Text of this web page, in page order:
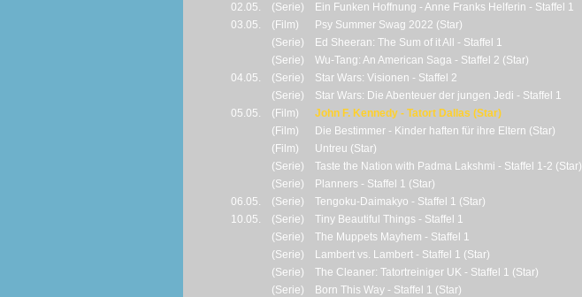
02.05. (Serie)
Ein Funken Hoffnung - Anne Franks Helferin - Staffel 1
03.05.
(Film)
Psy Summer Swag 2022 (Star)
(Serie)
Ed Sheeran: The Sum of it All - Staffel 1
(Serie)
Wu-Tang: An American Saga - Staffel 2 (Star)
04.05.
(Serie)
Star Wars: Visionen - Staffel 2
(Serie)
Star Wars: Die Abenteuer der jungen Jedi - Staffel 1
05.05.
(Film)
John F. Kennedy - Tatort Dallas (Star)
(Film)
Die Bestimmer - Kinder haften für ihre Eltern (Star)
(Film)
Untreu (Star)
(Serie)
Taste the Nation with Padma Lakshmi - Staffel 1-2 (Star)
(Serie)
Planners - Staffel 1 (Star)
06.05.
(Serie)
Tengoku-Daimakyo - Staffel 1 (Star)
10.05.
(Serie)
Tiny Beautiful Things - Staffel 1
(Serie)
The Muppets Mayhem - Staffel 1
(Serie)
Lambert vs. Lambert - Staffel 1 (Star)
(Serie)
The Cleaner: Tatortreiniger UK - Staffel 1 (Star)
(Serie)
Born This Way - Staffel 1 (Star)